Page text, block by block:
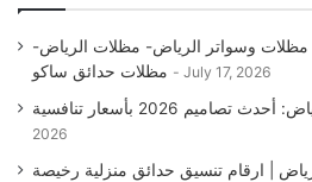
وسواتر الرياض- مظلات الرياض-
مظلات حدائق ساكو
July 17, 2026
2026 بأسعار تنافسية
2026
| ارقام تنسيق حدائق منزلية رخيصة